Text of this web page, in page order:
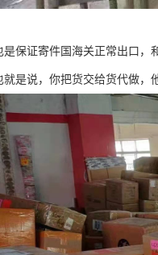
是保证寄件国海关正常出口，
就是说，你把货交给货代做，